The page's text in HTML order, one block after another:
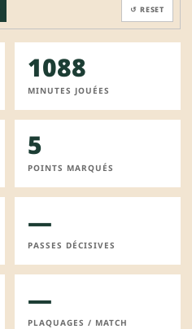
↺ RESET
1088
MINUTES JOUÉES
5
POINTS MARQUÉS
—
PASSES DÉCISIVES
—
PLAQUAGES / MATCH